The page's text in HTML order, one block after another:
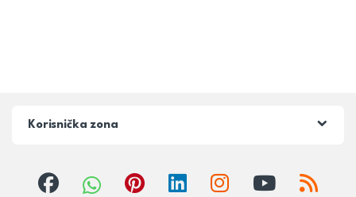
Korisnička zona